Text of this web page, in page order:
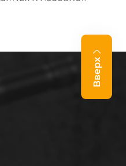
– настоящие «лучи
от сверхмощного
достойно
Феникс
которые
тестами и
Вверх